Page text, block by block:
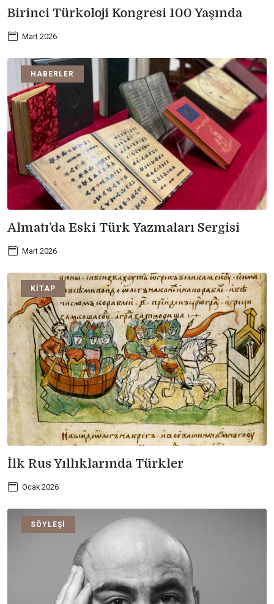
Birinci Türkoloji Kongresi 100 Yaşında
Mart 2026
HABERLER
Almatı’da Eski Türk Yazmaları Sergisi
Mart 2026
KITAP
İlk Rus Yıllıklarında Türkler
Ocak 2026
SÖYLEŞI